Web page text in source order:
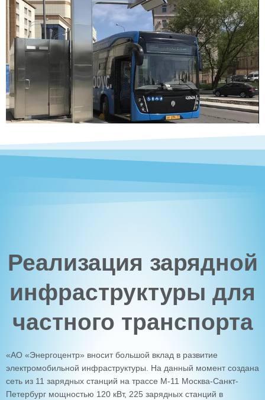
Реализация зарядной
инфраструктуры для
частного транспорта
«АО «Энергоцентр» вносит большой вклад в развитие
электромобильной инфраструктуры. На данный момент создана
сеть из 11 зарядных станций на трассе М-11 Москва-Санкт-
Петербург мощностью 120 кВт, 225 зарядных станций в